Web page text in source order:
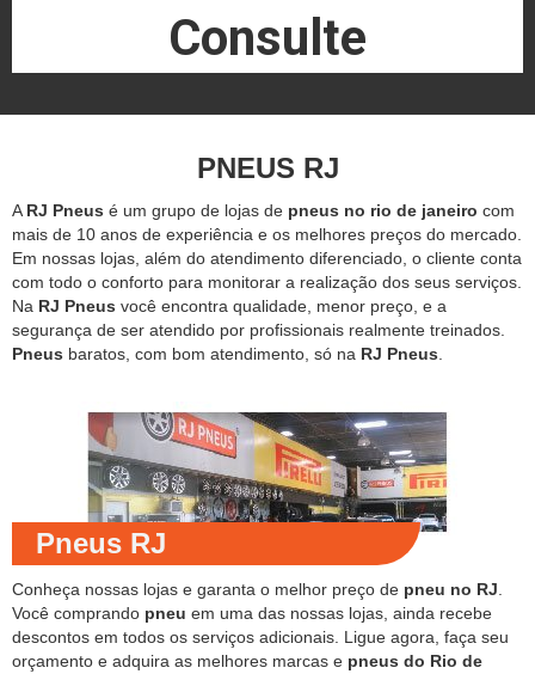
Consulte
PNEUS RJ
A RJ Pneus é um grupo de lojas de pneus no rio de janeiro com
mais de 10 anos de experiência e os melhores preços do mercado.
Em nossas lojas, além do atendimento diferenciado, o cliente conta
com todo o conforto para monitorar a realização dos seus serviços.
Na RJ Pneus você encontra qualidade, menor preço, e a
segurança de ser atendido por profissionais realmente treinados.
Pneus baratos, com bom atendimento, só na RJ Pneus
Pneus RJ
Conheça nossas lojas e garanta o melhor preço de pneu no RJ
Você comprando pneu em uma das nossas lojas, ainda recebe
descontos em todos os serviços adicionais. Ligue agora, faça seu
orçamento e adquira as melhores marcas e pneus do Rio de